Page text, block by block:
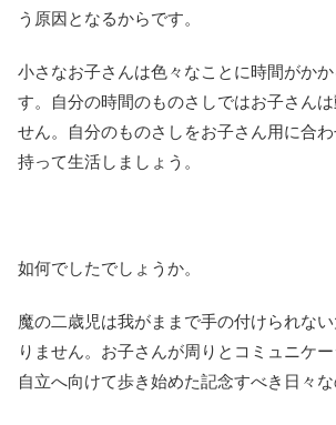
う原因となるからです。
小さなお子さんは色々なことに時間がか
す。自分の時間のものさしではお子さん
せん。自分のものさしをお子さん用に合
持って生活しましょう。
如何でしたでしょうか。
魔の二歳児は我がままで手の付けられな
りません。お子さんが周りとコミュニケ
自立へ向けて歩き始めた記念すべき日々な